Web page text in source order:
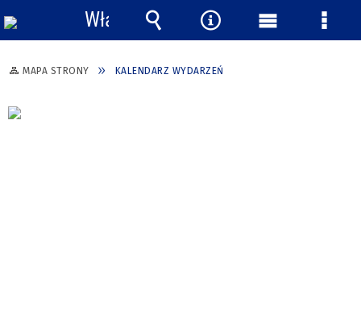
MAPA STRONY KALENDARZ WYDARZEŃ
Włącz
powiadomienia
Wyszukiwarka
Narzędzia
Menu Menu